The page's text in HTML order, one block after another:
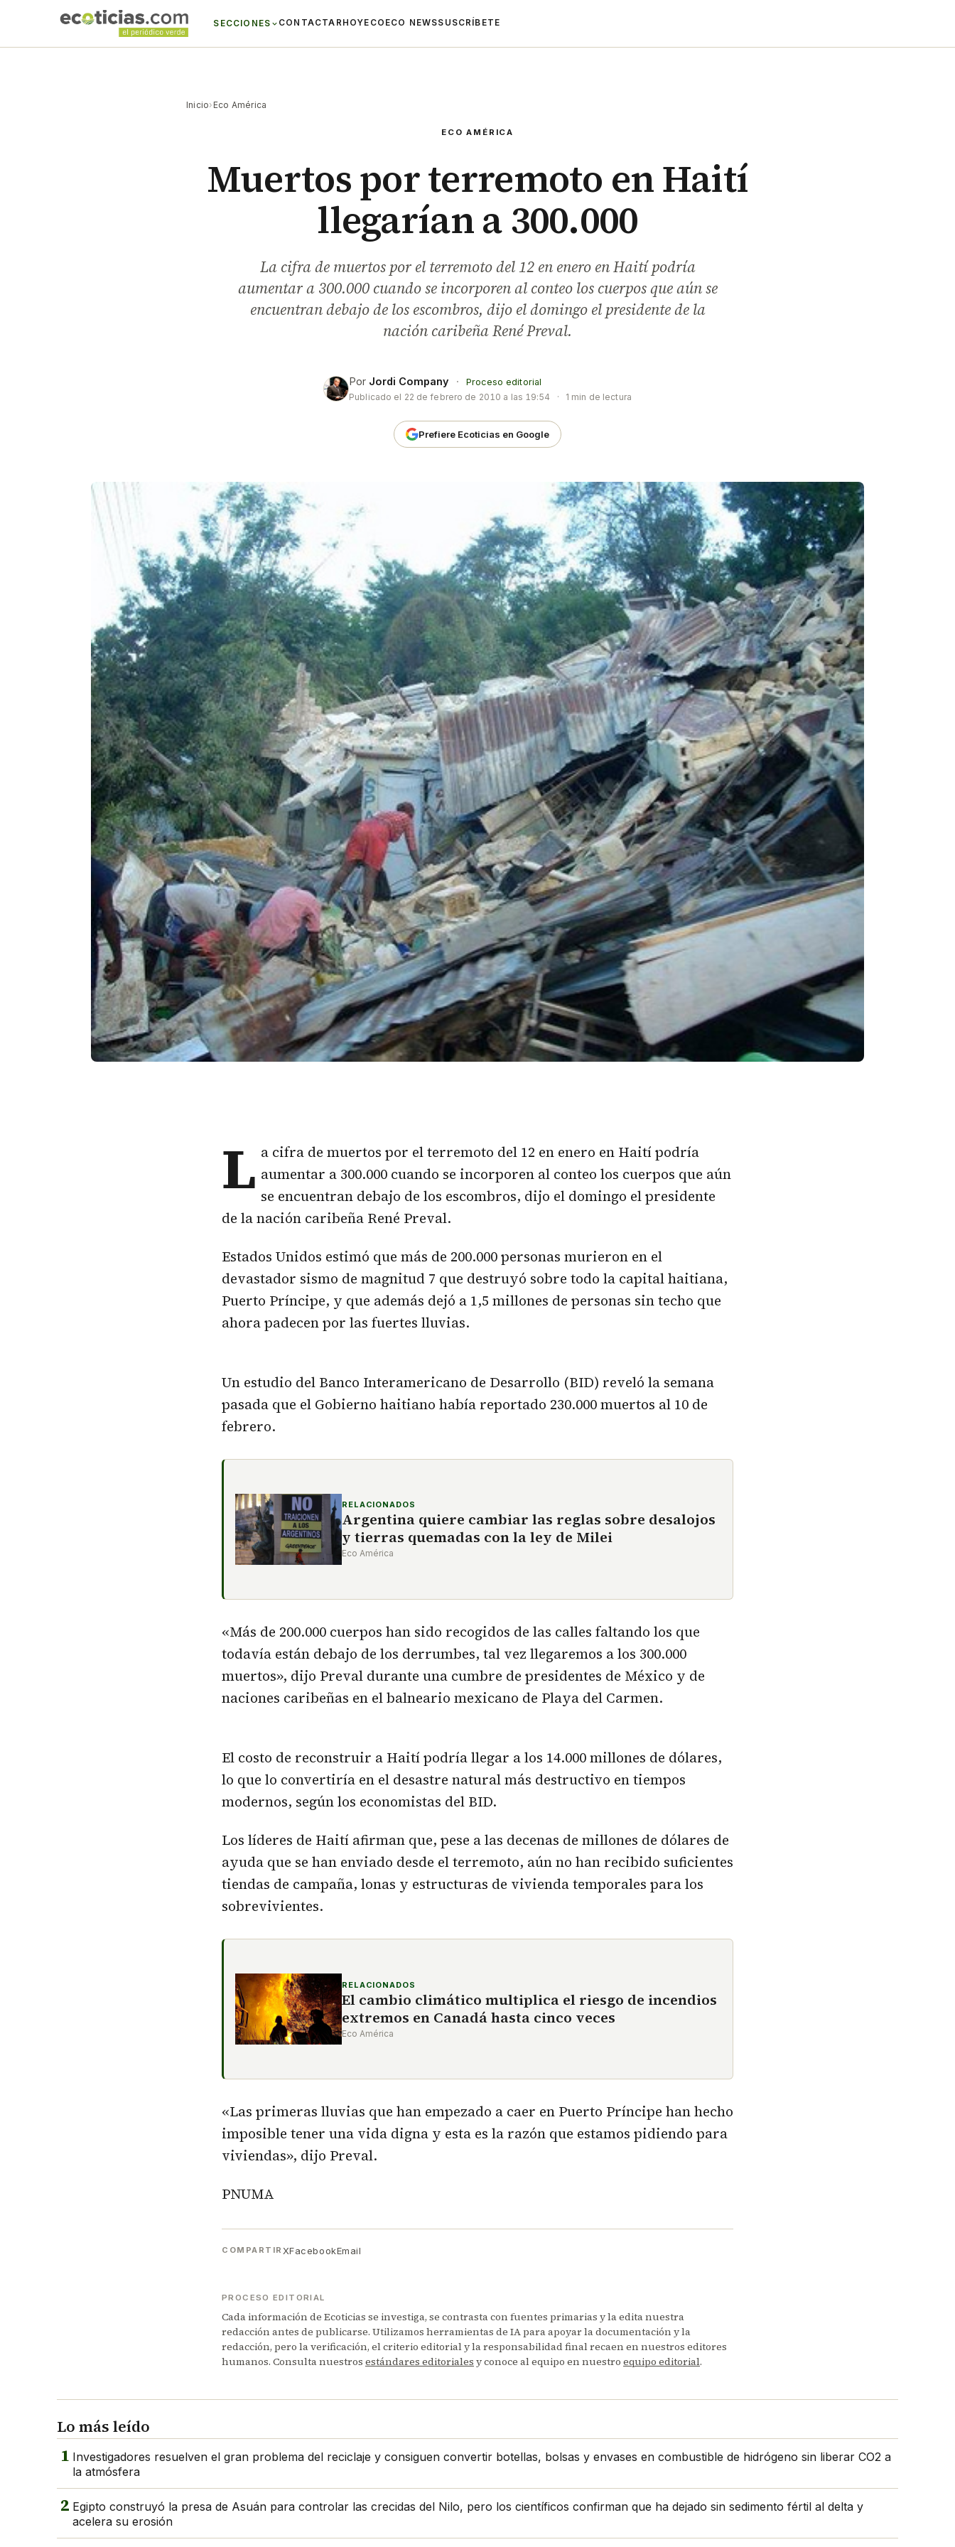
SECCIONES CONTACTAR HOYECO ECO NEWSSUSCRÍBETE
Inicio› Eco América
ECO AMÉRICA
Muertos por terremoto en Haití
llegarían a 300.000
La cifra de muertos por el terremoto del 12 en enero en Haití podría
aumentar a 300.000 cuando se incorporen al conteo los cuerpos que aún se
encuentran debajo de los escombros, dijo el domingo el presidente de la
nación caribeña René Preval.
Por Jordi Company ·
Proceso editorial
Publicado el 22 de febrero de 2010 a las 19:54 · 1 min de lectura
Prefiere Ecoticias en Google
L a cifra de muertos por el terremoto del 12 en enero en Haití podría
aumentar a 300.000 cuando se incorporen al conteo los cuerpos que aún
se encuentran debajo de los escombros, dijo el domingo el presidente
de la nación caribeña René Preval.
Estados Unidos estimó que más de 200.000 personas murieron en el
devastador sismo de magnitud 7 que destruyó sobre todo la capital haitiana,
Puerto Príncipe, y que además dejó a 1,5 millones de personas sin techo que
ahora padecen por las fuertes lluvias.
Un estudio del Banco Interamericano de Desarrollo (BID) reveló la semana
pasada que el Gobierno haitiano había reportado 230.000 muertos al 10 de
febrero.
RELACIONADOS
Argentina quiere cambiar las reglas sobre desalojos
y tierras quemadas con la ley de Milei
Eco América
«Más de 200.000 cuerpos han sido recogidos de las calles faltando los que
todavía están debajo de los derrumbes, tal vez llegaremos a los 300.000
muertos», dijo Preval durante una cumbre de presidentes de México y de
naciones caribeñas en el balneario mexicano de Playa del Carmen.
El costo de reconstruir a Haití podría llegar a los 14.000 millones de dólares,
lo que lo convertiría en el desastre natural más destructivo en tiempos
modernos, según los economistas del BID.
Los líderes de Haití afirman que, pese a las decenas de millones de dólares de
ayuda que se han enviado desde el terremoto, aún no han recibido suficientes
tiendas de campaña, lonas y estructuras de vivienda temporales para los
sobrevivientes.
RELACIONADOS
El cambio climático multiplica el riesgo de incendios
extremos en Canadá hasta cinco veces
Eco América
«Las primeras lluvias que han empezado a caer en Puerto Príncipe han hecho
imposible tener una vida digna y esta es la razón que estamos pidiendo para
viviendas», dijo Preval.
PNUMA
COMPARTIR XFacebookEmail
PROCESO EDITORIAL
Cada información de Ecoticias se investiga, se contrasta con fuentes primarias y la edita nuestra
redacción antes de publicarse. Utilizamos herramientas de IA para apoyar la documentación y la
redacción, pero la verificación, el criterio editorial y la responsabilidad final recaen en nuestros editores
humanos. Consulta nuestros estándares editoriales y conoce al equipo en nuestro equipo editorial.
Lo más leído
1 Investigadores resuelven el gran problema del reciclaje y consiguen convertir botellas, bolsas y envases en combustible de hidrógeno sin liberar CO2 a
la atmósfera
2 Egipto construyó la presa de Asuán para controlar las crecidas del Nilo, pero los científicos confirman que ha dejado sin sedimento fértil al delta y
acelera su erosión